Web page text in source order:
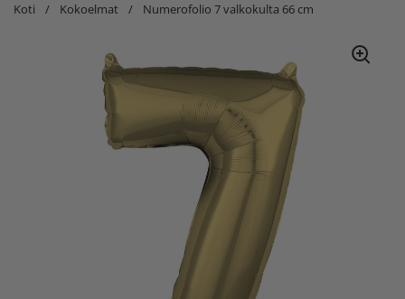
Koti / Kokoelmat / Numerofolio 7 valkokulta 66 cm